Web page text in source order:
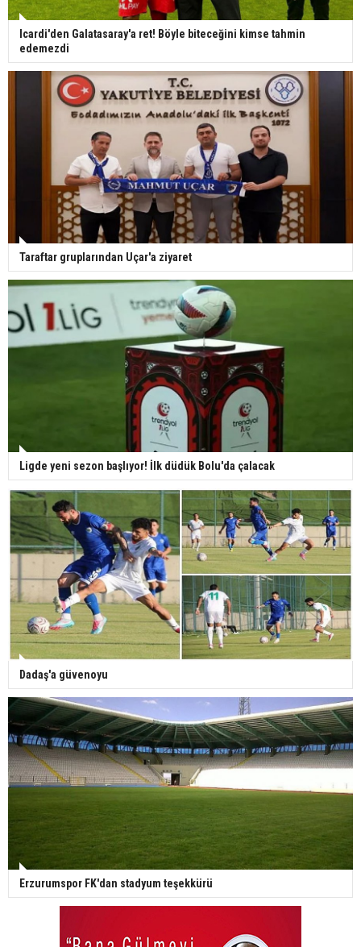
Icardi'den Galatasaray'a ret! Böyle biteceğini kimse tahmin
edemezdi
Taraftar gruplarından Uçar'a ziyaret
Ligde yeni sezon başlıyor! İlk düdük Bolu'da çalacak
Dadaş'a güvenoyu
Erzurumspor FK'dan stadyum teşekkürü